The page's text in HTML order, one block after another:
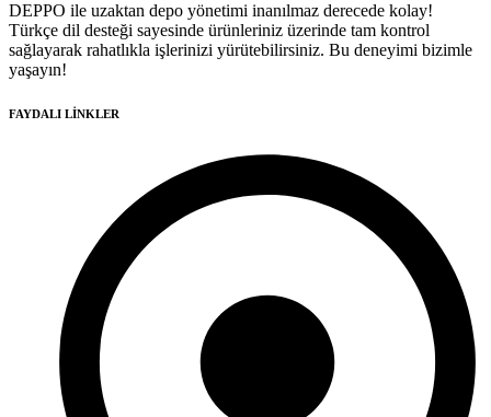
DEPPO ile uzaktan depo yönetimi inanılmaz derecede kolay!
Türkçe dil desteği sayesinde ürünleriniz üzerinde tam kontrol
sağlayarak rahatlıkla işlerinizi yürütebilirsiniz. Bu deneyimi bizimle
yaşayın!
FAYDALI LİNKLER